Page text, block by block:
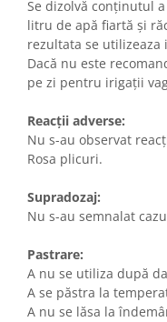
Se dizolvă conținutul
litru de apă fiartă și
rezultata se utilizeaza
Dacă nu este
pe zi pentru irigații
Reacții adverse:
Nu s-au observat
Rosa plicuri.
Supradozaj:
Nu s-au semnalat
Pastrare:
A nu se utiliza după
A se păstra la
A nu se lăsa la